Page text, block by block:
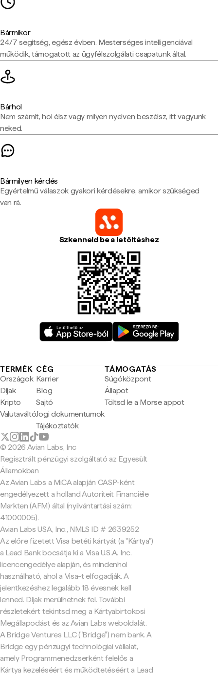
Bármikor
24/7 segítség, egész évben. Mesterséges intelligenciával
működik, támogatott az ügyfélszolgálati csapatunk által.
Bárhol
Nem számít, hol élsz vagy milyen nyelven beszélsz, itt vagyunk
neked.
Bármilyen kérdés
Egyértelmű válaszok gyakori kérdésekre, amikor szükséged
van rá.
Szkenneld be a letöltéshez
TERMÉK
Országok
Díjak
Kripto
Valutaváltó
CÉG
Karrier
Blog
Sajtó
Jogi dokumentumok
Tájékoztatók
TÁMOGATÁS
Súgóközpont
Állapot
Töltsd le a Morse appot
© 2026 Avian Labs, Inc
Regisztrált pénzügyi szolgáltató az Egyesült
Államokban
Az Avian Labs a MiCA alapján CASP-ként
engedélyezett a holland Autoriteit Financiële
Markten (AFM) által (nyilvántartási szám:
41000005).
Avian Labs USA, Inc., NMLS ID # 2639252
Az előre fizetett Visa betéti kártyát (a "Kártya")
a Lead Bank bocsátja ki a Visa U.S.A. Inc.
licencengedélye alapján, és mindenhol
használható, ahol a Visa-t elfogadják. A
jelentkezéshez legalább 18 évesnek kell
lenned. Díjak merülhetnek fel. További
részletekért tekintsd meg a Kártyabirtokosi
Megállapodást és az Avian Labs weboldalát.
A Bridge Ventures LLC ("Bridge") nem bank. A
Bridge egy pénzügyi technológiai vállalat,
amely Programmenedzserként felelős a
Kártya kezeléséért és működtetéséért a Lead